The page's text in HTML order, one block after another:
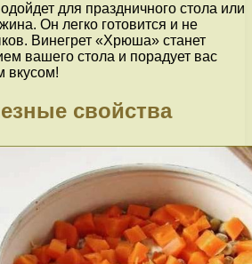
для праздничного стола или
Он легко готовится и не
Винегрет «Хрюша» станет
вашего стола и порадует вас
вкусом!
свойства